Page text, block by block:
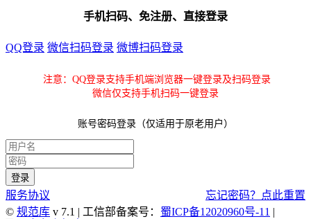
手机扫码、免注册、直接登录
QQ登录 微信扫码登录 微博扫码登录
注意：QQ登录支持手机端浏览器一键登录及扫码登录
微信仅支持手机扫码一键登录
账号密码登录（仅适用于原老用户）
服务协议
忘记密码？点此重置
© 规范库 v 7.1 | 工信部备案号： 蜀ICP备12020960号-11 |